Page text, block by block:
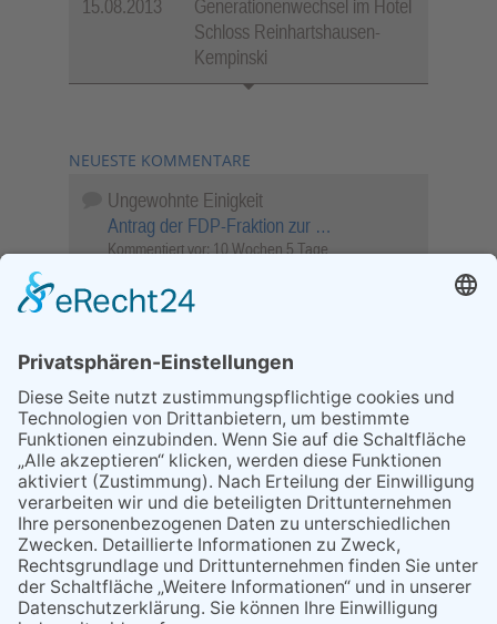
15.08.2013
Generationenwechsel im Hotel
Schloss Reinhartshausen-
Kempinski
NEUESTE KOMMENTARE
Ungewohnte Einigkeit
Antrag der FDP-Fraktion zur …
Kommentiert vor: 10 Wochen 5 Tage
Objekt …
Kommentiert vor: 25 Wochen 6 Tage
Sperrung für Wassersportler schlägt hohe
Wellen
Sperrung der Stillgewässer
Kommentiert vor:1 Jahr 50 Wochen
Literarischer Rückblick
Alte Schule
Kommentiert vor:3 Jahre 18 Wochen
Abschaltung der Straßenbeleuchtung
Abschaltung der Strassenbeleuchtung
Kommentiert vor:3 Jahre 29 Wochen